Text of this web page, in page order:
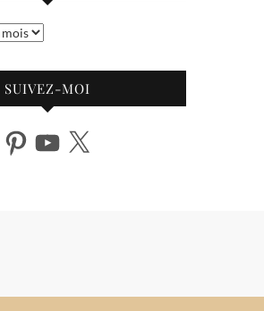
SUIVEZ-MOI
PinterestYouTube
X